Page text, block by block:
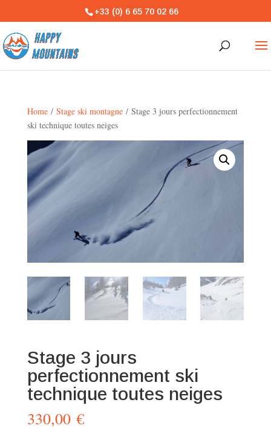
+33 (0) 6 65 70 02 66
Home/ Stage ski montagne/ Stage 3 jours perfectionnement
ski technique toutes neiges
Stage 3 jours
perfectionnement ski
technique toutes neiges
330,00 €